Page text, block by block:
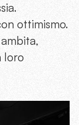
ottimismo.
loro